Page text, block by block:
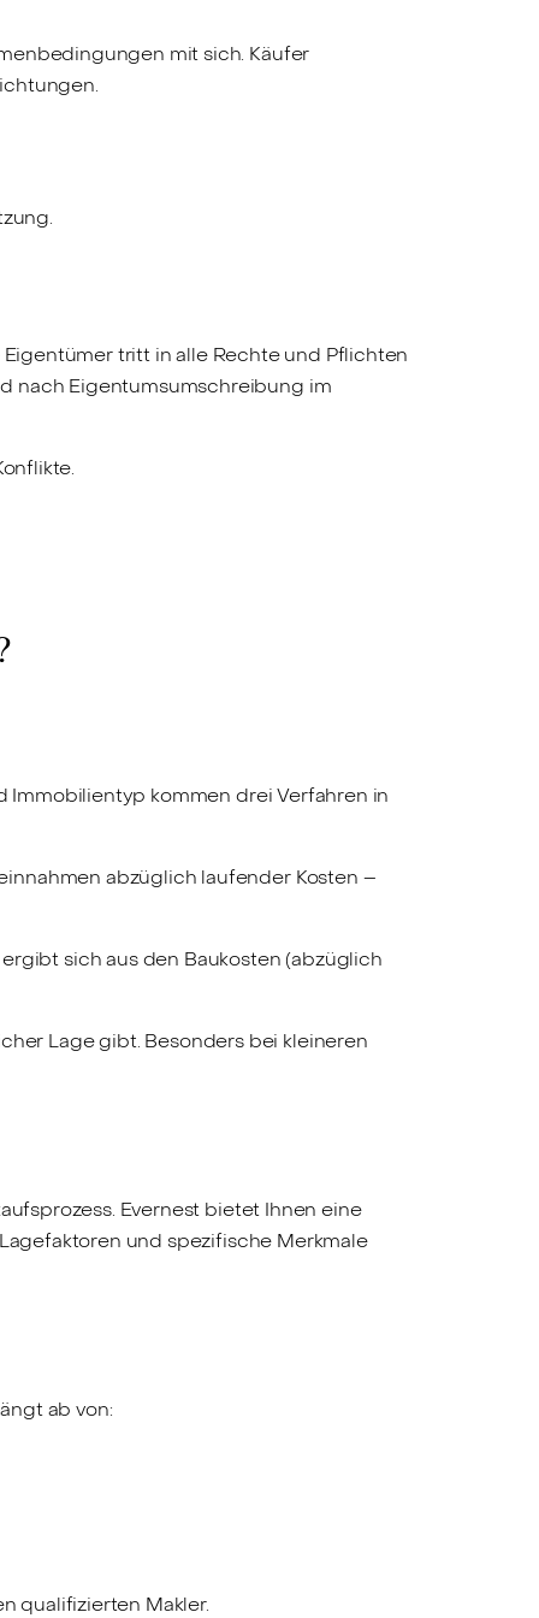
mit sich. Käufer
tritt in alle Rechte und Pflichten
nach Eigentumsumschreibung im
Immobilientyp kommen drei Verfahren in
abzüglich laufender Kosten –
sich aus den Baukosten (abzüglich
Lage gibt. Besonders bei kleineren
Evernest bietet Ihnen eine
und spezifische Merkmale
ab von:
qualifizierten Makler.